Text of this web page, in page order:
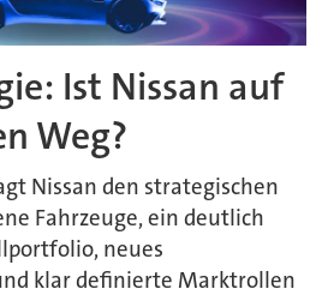
Ist Nissan auf
Weg?
Nissan den strategischen
Fahrzeuge, ein deutlich
neues
klar definierte Marktrollen